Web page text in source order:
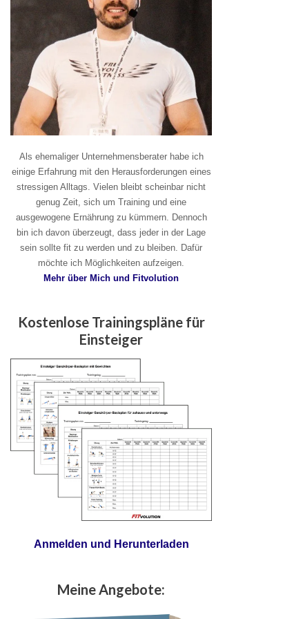
Als ehemaliger Unternehmensberater habe ich
einige Erfahrung mit den Herausforderungen eines
stressigen Alltags. Vielen bleibt scheinbar nicht
genug Zeit, sich um Training und eine
ausgewogene Ernährung zu kümmern. Dennoch
bin ich davon überzeugt, dass jeder in der Lage
sein sollte fit zu werden und zu bleiben. Dafür
möchte ich Möglichkeiten aufzeigen.
Mehr über Mich und Fitvolution
Kostenlose Trainingspläne für
Einsteiger
Anmelden und Herunterladen
Meine Angebote: